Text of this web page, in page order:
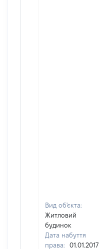
Вид об'єкта:
Житловий
будинок
Дата набуття
права:
01.01.2017